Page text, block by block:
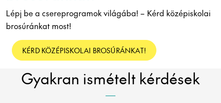
Lépj be a csereprogramok világába! – Kérd középiskolai
brosúránkat most!
KÉRD KÖZÉPISKOLAI BROSÚRÁNKAT!
Gyakran ismételt kérdések